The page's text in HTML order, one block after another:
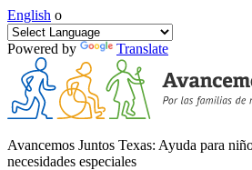
English o
Powered by Translate
Avancemos Juntos Texas: Ayuda para
necesidades especiales